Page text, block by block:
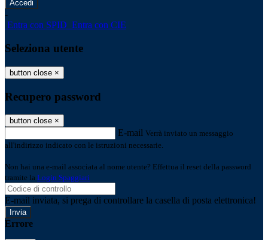
-
Entra con SPID Entra con CIE
Seleziona utente
button close ×
Recupero password
button close ×
E-mail Verrà inviato un messaggio
all'indirizzo indicato con le istruzioni necessarie.
Non hai una e-mail associata al nome utente? Effettua il reset della password
tramite la Login Spaggiari
E-mail inviata, si prega di controllare la casella di posta elettronica!
Errore